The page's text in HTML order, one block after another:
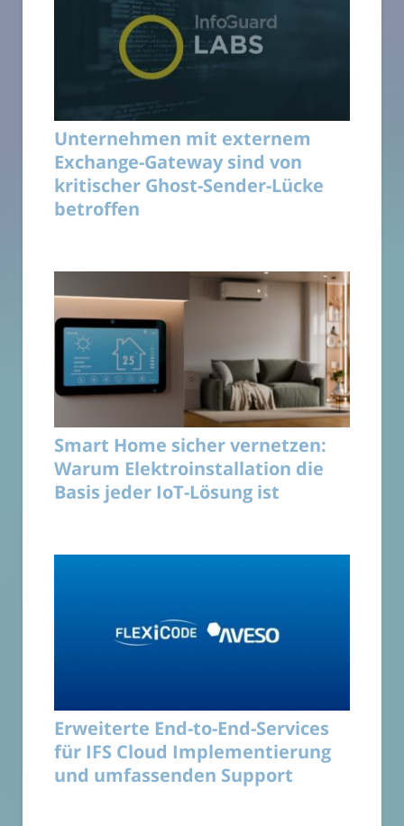
Unternehmen mit externem
Exchange-Gateway sind von
kritischer Ghost-Sender-Lücke
betroffen
Smart Home sicher vernetzen:
Warum Elektroinstallation die
Basis jeder IoT-Lösung ist
Erweiterte End-to-End-Services
für IFS Cloud Implementierung
und umfassenden Support